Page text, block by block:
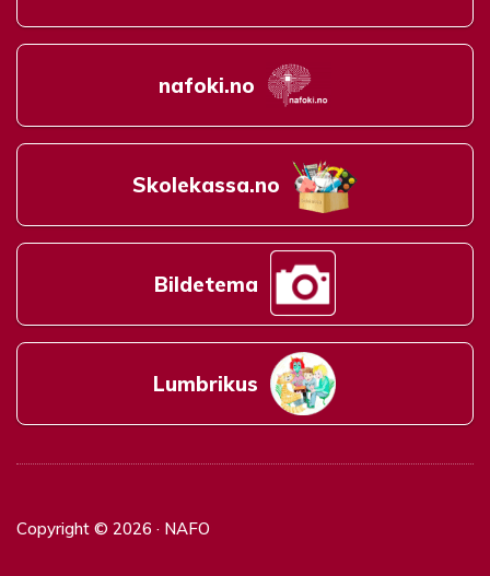
nafoki.no
Skolekassa.no
Bildetema
Lumbrikus
Copyright © 2026 · NAFO